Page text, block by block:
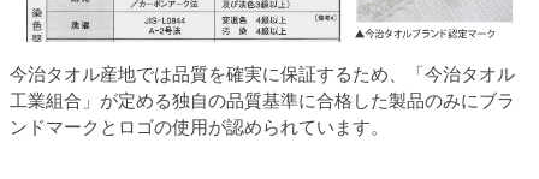
今治タオル産地では品質を確実に保証するため、「今治タオル
工業組合」が定める独自の品質基準に合格した製品のみにブラ
ンドマークとロゴの使用が認められています。